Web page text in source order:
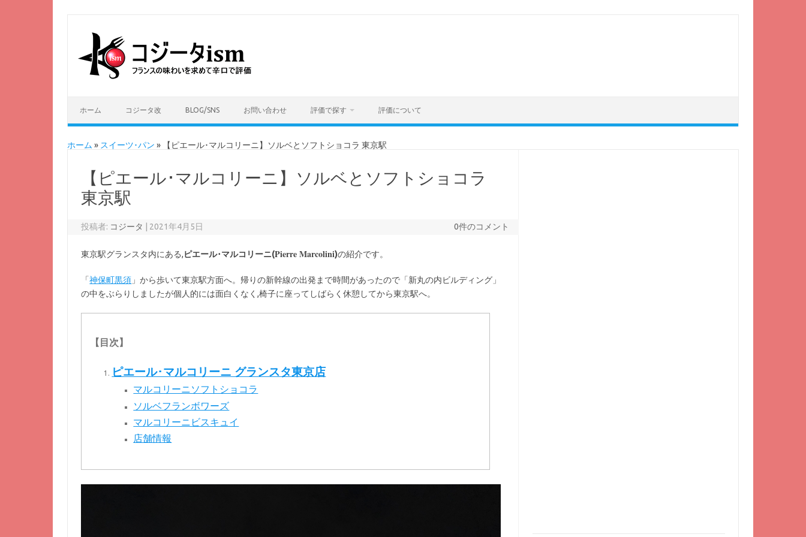
ホーム コジータ改 BLOG/SNS お問い合わせ 評価で探す 評価について
ホーム » スイーツ･パン » 【ピエール･マルコリーニ】ソルベとソフトショコラ 東京駅
【ピエール･マルコリーニ】ソルベとソフトショコラ
東京駅
投稿者: コジータ 2021年4月5日 0件のコメント
東京駅グランスタ内にある,ピエール･マルコリーニ(Pierre Marcolini)の紹介です。
「神保町黒須 」から歩いて東京駅方面へ。帰りの新幹線の出発まで時間があったので「新丸の内ビルディング」
の中をぶらりしましたが個人的には面白くなく,椅子に座ってしばらく休憩してから東京駅へ。
【目次】
ピエール･マルコリーニ グランスタ東京店
マルコリーニソフトショコラ
ソルベフランボワーズ
マルコリーニビスキュイ
店舗情報